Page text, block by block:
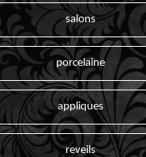
salons
porcelaine
appliques
reveils